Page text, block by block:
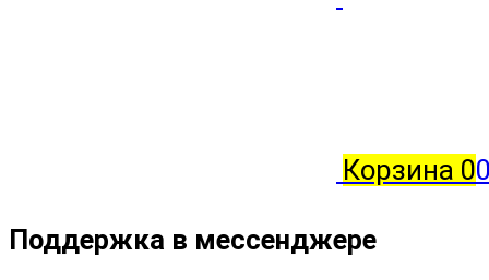
Корзина 0
Поддержка в мессенджере